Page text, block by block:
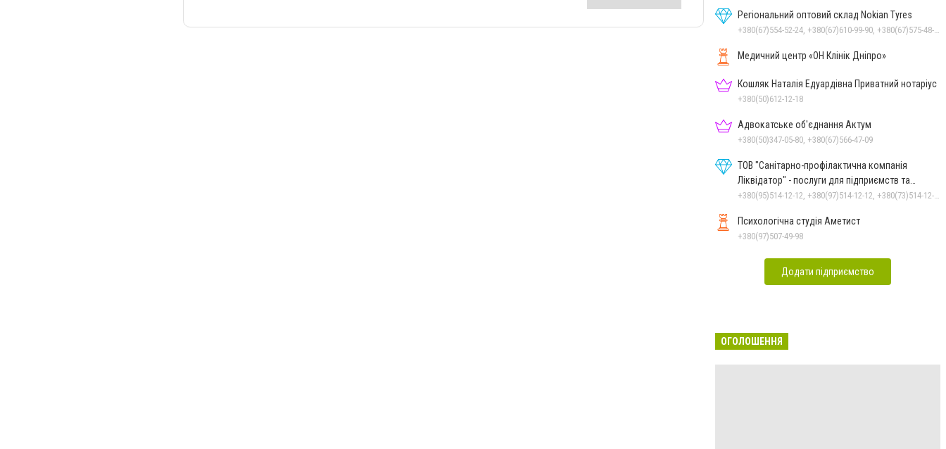
Регіональний оптовий склад Nokian Tyres
Медичний центр «ОН Клінік Дніпро»
Кошляк Наталія Едуардівна Приватний нотаріус
+380(50)612-12-18
Адвокатське об'єднання Актум
+380(50)347-05-80, +380(67)566-47-09
ТОВ "Санітарно-профілактична компанія
Ліквідатор" - послуги для підприємств та
населення
Психологічна студія Аметист
+380(97)507-49-98
Додати підприємство
ОГОЛОШЕННЯ